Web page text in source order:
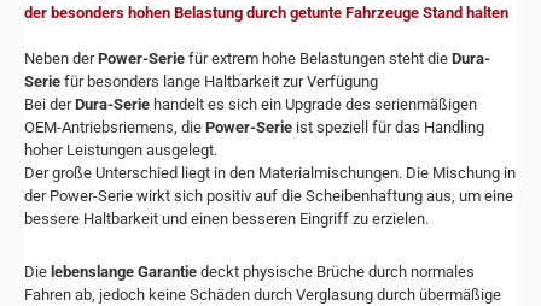
der besonders hohen Belastung durch getunte Fahrzeuge Stand halten
Neben derPower-Serie für extrem hohe Belastungen steht die Dura-
Serie für besonders lange Haltbarkeit zur Verfügung
Bei derDura-Serie handelt es sich ein Upgrade des serienmäßigen
OEM-Antriebsriemens, die Power-Serie ist speziell für das Handling
hoher Leistungen ausgelegt.
Der große Unterschied liegt in den Materialmischungen. Die Mischung in
der Power-Serie wirkt sich positiv auf die Scheibenhaftung aus, um eine
bessere Haltbarkeit und einen besseren Eingriff zu erzielen.
Die lebenslange Garantie deckt physische Brüche durch normales
Fahren ab, jedoch keine Schäden durch Verglasung durch übermäßige